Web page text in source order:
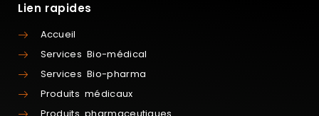
Lien rapides
Accueil
Services Bio-médical
Services Bio-pharma
Produits médicaux